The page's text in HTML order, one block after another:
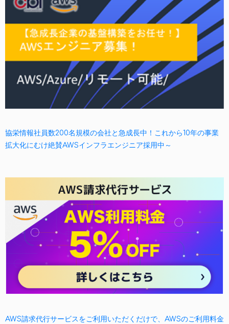
協栄情報社員数200名規模の会社と急成長中！これから10年の事業
拡大化にむけ絶賛AWSインフラエンジニア採用中～
AWS請求代行サービスをご利用いただくだけで、AWSのご利用料金